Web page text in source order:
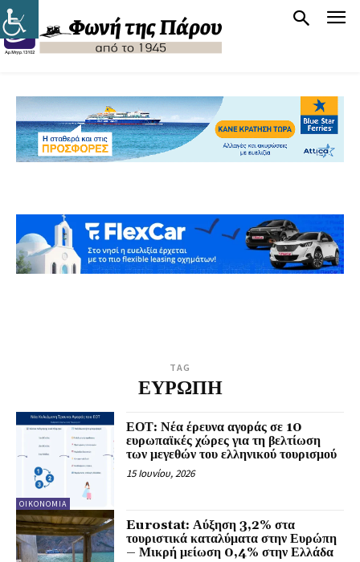
TAG
ΕΥΡΩΠΗ
ΟΙΚΟΝΟΜΊΑ
ΕΟΤ: Νέα έρευνα αγοράς σε 10
ευρωπαϊκές χώρες για τη βελτίωση
των μεγεθών του ελληνικού τουρισμού
15 Ιουνίου, 2026
Eurostat: Αύξηση 3,2% στα
τουριστικά καταλύματα στην Ευρώπη
– Μικρή μείωση 0,4% στην Ελλάδα